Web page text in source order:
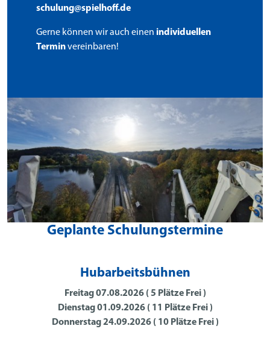
schulung@spielhoff.de
Gerne können wir auch einen individuellen
Terminvereinbaren!
Geplante Schulungstermine
Hubarbeitsbühnen
Freitag 07.08.2026 ( 5 Plätze Frei )
Dienstag 01.09.2026 ( 11 Plätze Frei )
Donnerstag 24.09.2026 ( 10 Plätze Frei )